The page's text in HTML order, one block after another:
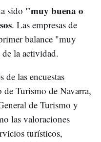
sido "muy buena o
. Las empresas de
balance "muy
la actividad.
de las encuestas
Turismo de Navarra,
de Turismo y
las valoraciones
turísticos,